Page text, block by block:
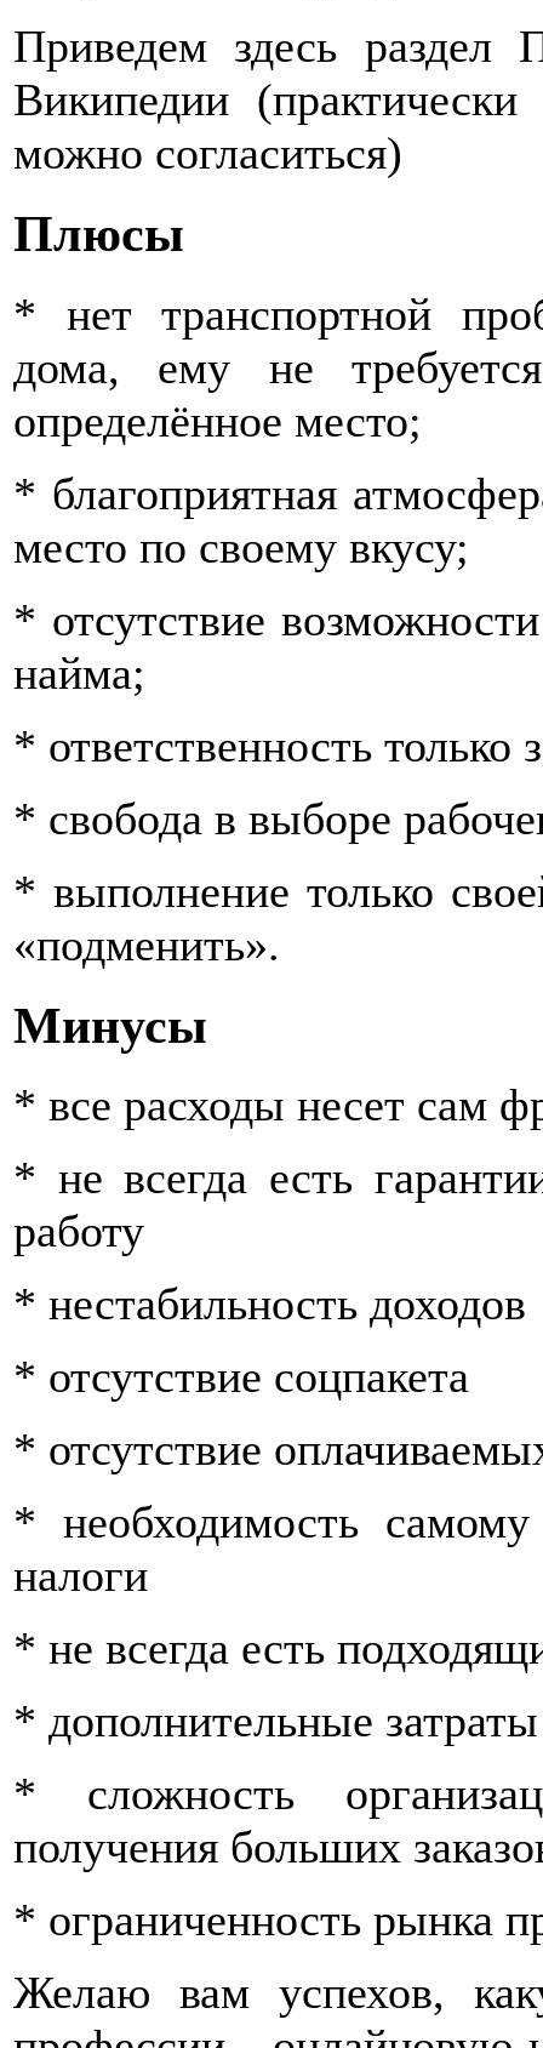
Приведем здесь
Википедии
можно согласиться)
Плюсы
* нет транспортной
дома, ему не
определённое место;
* благоприятная
место по своему вкусу;
* отсутствие
найма;
* ответственность только
* свобода в выборе
* выполнение только
«подменить».
Минусы
* все расходы несет сам
* не всегда есть
работу
* нестабильность доходов
* отсутствие соцпакета
* отсутствие
* необходимость
налоги
* не всегда есть
* дополнительные
* сложность
получения больших
* ограниченность рынка
Желаю вам успехов,